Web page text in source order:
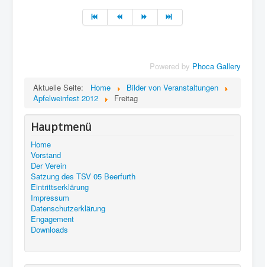
Powered by Phoca Gallery
Aktuelle Seite:
Home
Bilder von Veranstaltungen
Apfelweinfest 2012
Freitag
Hauptmenü
Home
Vorstand
Der Verein
Satzung des TSV 05 Beerfurth
Eintrittserklärung
Impressum
Datenschutzerklärung
Engagement
Downloads